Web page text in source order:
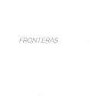
FRONTERAS